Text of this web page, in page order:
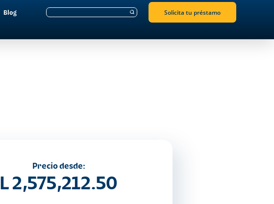
Blog Solicita tu préstamo
Precio desde:
L 2,575,212.50